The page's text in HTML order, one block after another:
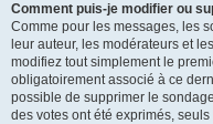
Comment puis-je modifier ou
Comme pour les messages, les
leur auteur, les modérateurs et
modifiez tout simplement le
obligatoirement associé à ce
possible de supprimer le
des votes ont été exprimés,